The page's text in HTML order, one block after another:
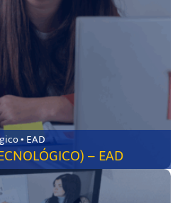
Divinópolis-MG • Tecnológico • EAD
– EAD